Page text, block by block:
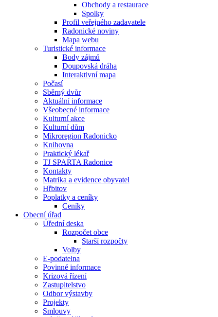
Obchody a restaurace
Spolky
Profil veřejného zadavatele
Radonické noviny
Mapa webu
Turistické informace
Body zájmů
Doupovská dráha
Interaktivní mapa
Počasí
Sběrný dvůr
Aktuální informace
Všeobecné informace
Kulturní akce
Kulturní dům
Mikroregion Radonicko
Knihovna
Praktický lékař
TJ SPARTA Radonice
Kontakty
Matrika a evidence obyvatel
Hřbitov
Poplatky a ceníky
Ceníky
Obecní úřad
Úřední deska
Rozpočet obce
Starší rozpočty
Volby
E-podatelna
Povinné informace
Krizová řízení
Zastupitelstvo
Odbor výstavby
Projekty
Smlouvy